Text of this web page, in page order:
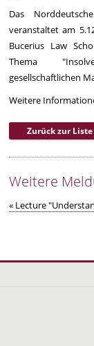
Das
veranstaltet am
Bucerius Law
Thema
gesellschaftlichen
Weitere
Zurück zur Liste
Weitere
« Lecture